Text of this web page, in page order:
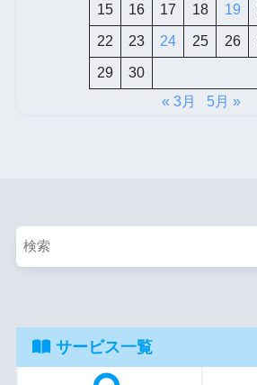
15 16 17 18 19
22 23 24 25 26
29
30
« 3月
5月 »
サービス一覧